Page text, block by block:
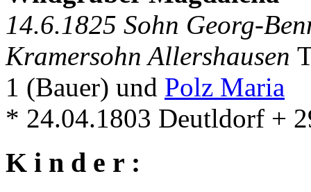
14.6.1825 Sohn Georg-
Kramersohn Allershausen
1 (Bauer) und Polz Maria
* 24.04.1803 Deutldorf +
K i n d e r :